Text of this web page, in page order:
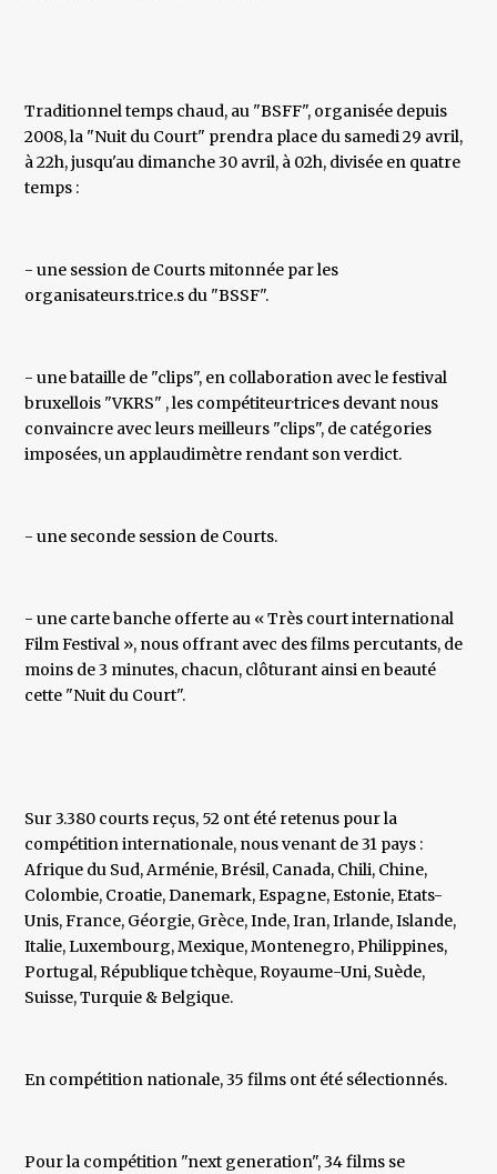
Traditionnel temps chaud, au "BSFF", organisée depuis
2008, la "Nuit du Court" prendra place du samedi 29 avril,
à 22h, jusqu'au dimanche 30 avril, à 02h, divisée en quatre
temps :
- une session de Courts mitonnée par les
organisateurs.trice.s du "BSSF".
- une bataille de "clips", en collaboration avec le festival
bruxellois "VKRS" , les compétiteur·trice·s devant nous
convaincre avec leurs meilleurs "clips", de catégories
imposées, un applaudimètre rendant son verdict.
- une seconde session de Courts.
- une carte banche offerte au « Très court international
Film Festival », nous offrant avec des films percutants, de
moins de 3 minutes, chacun, clôturant ainsi en beauté
cette "Nuit du Court".
Sur 3.380 courts reçus, 52 ont été retenus pour la
compétition internationale, nous venant de 31 pays :
Afrique du Sud, Arménie, Brésil, Canada, Chili, Chine,
Colombie, Croatie, Danemark, Espagne, Estonie, Etats-
Unis, France, Géorgie, Grèce, Inde, Iran, Irlande, Islande,
Italie, Luxembourg, Mexique, Montenegro, Philippines,
Portugal, République tchèque, Royaume-Uni, Suède,
Suisse, Turquie & Belgique.
En compétition nationale, 35 films ont été sélectionnés.
Pour la compétition "next generation", 34 films se